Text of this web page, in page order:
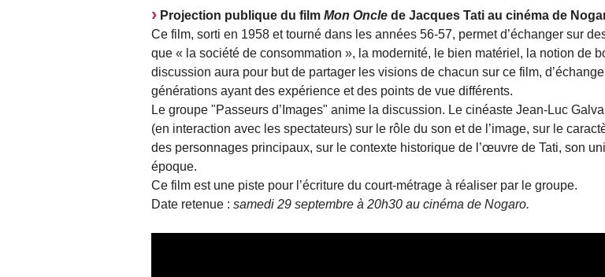
Projection publique du film Mon Oncle de Jacques Tati au cinéma de
Ce film, sorti en 1958 et tourné dans les années 56-57, permet d’échanger sur
que « la société de consommation », la modernité, le bien matériel, la notion de
discussion aura pour but de partager les visions de chacun sur ce film,
générations ayant des expérience et des points de vue différents.
Le groupe "Passeurs d’Images" anime la discussion. Le cinéaste Jean-Luc
(en interaction avec les spectateurs) sur le rôle du son et de l’image, sur le
des personnages principaux, sur le contexte historique de l’œuvre de Tati, son
époque.
Ce film est une piste pour l’écriture du court-métrage à réaliser par le groupe.
Date retenue : samedi 29 septembre à 20h30 au cinéma de Nogaro.